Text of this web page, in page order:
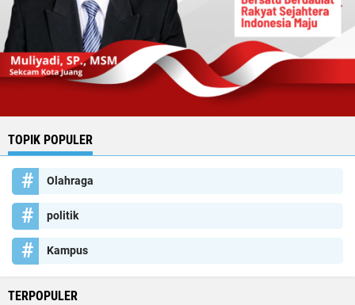
TOPIK POPULER
Olahraga
politik
Kampus
TERPOPULER